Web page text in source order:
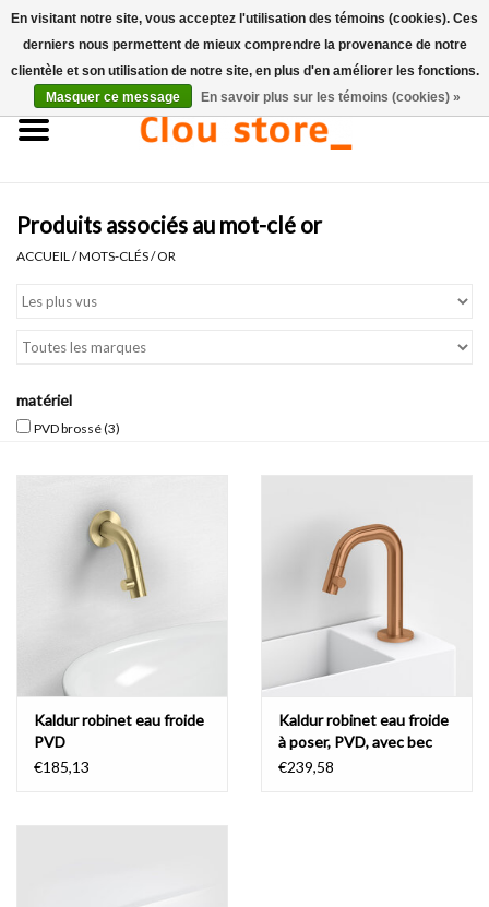
Accueil
Ensembles de lave-mains
Toilettes
Robinets & vidanges
Meubles
Accessoires de salle de bain
pièce de rechange
Marques
Produits associés au mot-clé or
ACCUEIL /MOTS-CLÉS/OR
matériel
PVD brossé(3)
Kaldur robinet eau froide
PVD
€185,13
Kaldur robinet eau froide
à poser, PVD, avec bec
courte, droite
€239,58
En visitant notre site, vous acceptez l'utilisation des témoins (cookies). Ces
derniers nous permettent de mieux comprendre la provenance de notre
clientèle et son utilisation de notre site, en plus d'en améliorer les fonctions.
Masquer ce message
En savoir plus sur les témoins (cookies) »